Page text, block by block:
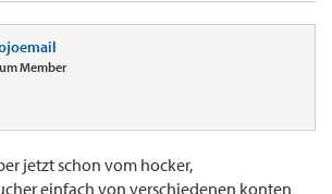
Member
jetzt schon vom hocker,
einfach von verschiedenen konten